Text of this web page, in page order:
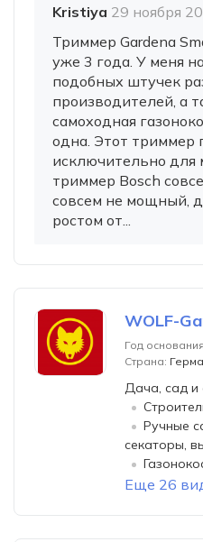
Kristiya 29 ноября
Триммер Gardena
уже 3 года. У меня
подобных штучек
производителей, а
самоходная
одна. Этот триммер
исключительно для
триммер Bosch
совсем не мощный,
ростом от...
WOLF-
Год
Страна:
Дача, сад и
Ручные
секаторы,
Еще 26